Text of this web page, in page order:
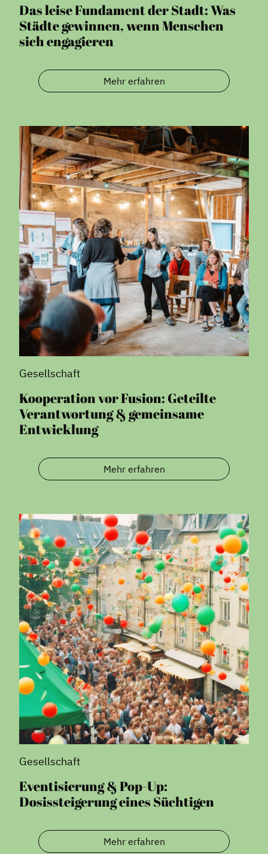
Das leise Fundament der Stadt: Was
Städte gewinnen, wenn Menschen
sich engagieren
Mehr erfahren
Gesellschaft
Kooperation vor Fusion: Geteilte
Verantwortung & gemeinsame
Entwicklung
Mehr erfahren
Gesellschaft
Eventisierung & Pop-Up:
Dosissteigerung eines Süchtigen
Mehr erfahren